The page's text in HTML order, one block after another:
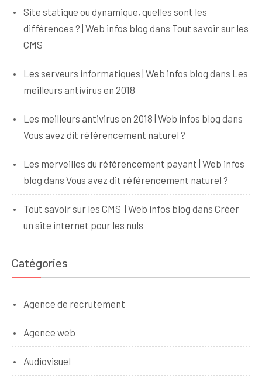
Site statique ou dynamique, quelles sont les
différences ? | Web infos blog dans Tout savoir sur les
CMS
Les serveurs informatiques | Web infos blog dans Les
meilleurs antivirus en 2018
Les meilleurs antivirus en 2018 | Web infos blog dans
Vous avez dit référencement naturel ?
Les merveilles du référencement payant | Web infos
blog dans Vous avez dit référencement naturel ?
Tout savoir sur les CMS | Web infos blog dans Créer
un site internet pour les nuls
Catégories
Agence de recrutement
Agence web
Audiovisuel